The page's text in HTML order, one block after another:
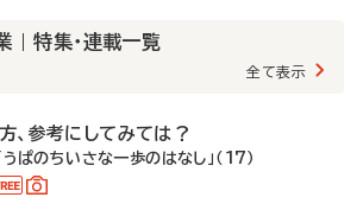
| 特集・連載一覧
全て表示
、参考にしてみては？
ぱのちいさな一歩のはなし」（17）